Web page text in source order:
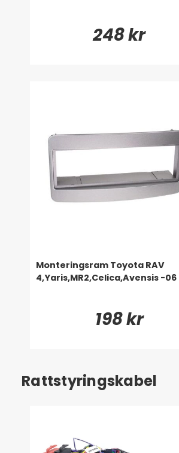
248 kr
Monteringsram Toyota RAV
4,Yaris,MR2,Celica,Avensis -06
198 kr
Rattstyringskabel